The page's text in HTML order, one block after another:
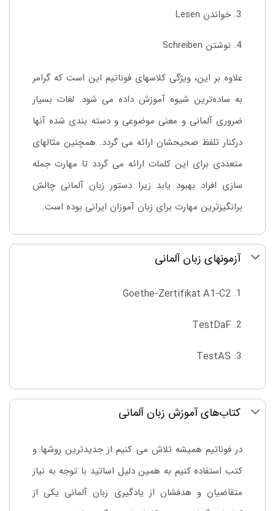
خواندن Lesen
نوشتن Schreiben
علاوه بر این، ویژگی کلاسهای فوناتیم این است که گرامر
به ساده‌ترین شیوه آموزش داده می شود. لغات بسیار
ضروری آلمانی و معنی موضوعی و دسته بندی شده آنها
درکنار تلفظ صحیحشان ارائه می گردد. همچنین مثالهای
متعددی برای این کلمات ارائه می گردد تا مهارت جمله
سازی افراد بهبود یابد زیرا دستور زبان آلمانی چالش
برانگیزترین مهارت برای زبان آموزان ایرانی بوده است.
آزمونهای زبان آلمانی
Goethe-Zertifikat A1-C2
TestDaF
TestAS
کتاب‌های آموزش زبان آلمانی
در فوناتیم همیشه تلاش می کنیم از جدیدترین روشها و
کتب استفاده کنیم به همین دلیل اساتید با توجه به نیاز
متقاضیان و هدفشان از یادگیری زبان آلمانی یکی از